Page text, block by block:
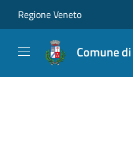
Regione Veneto
Comune